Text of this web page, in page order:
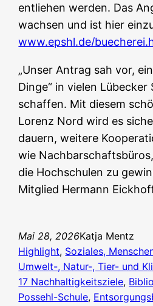
entliehen werden. Das
wachsen und ist hier
www.epshl.de/
„Unser Antrag sah vor,
Dinge“ in vielen Lübecker
schaffen. Mit diesem
Lorenz Nord wird es
dauern, weitere
wie
die Hochschulen zu
Mitglied Hermann
Mai 28, 2026Katja Mentz
Highlight, Soziales,
Umwelt-, Natur-, Tier- und
17 Nachhaltigkeitsziele,
Possehl-Schule,